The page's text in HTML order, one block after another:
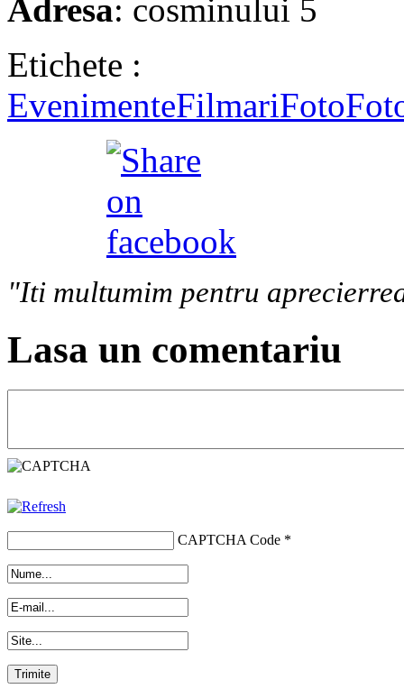
Adresa: cosminului 5
Etichete :
EvenimenteFilmariFoto
"Iti multumim pentru
Lasa un comentariu
CAPTCHA Code *